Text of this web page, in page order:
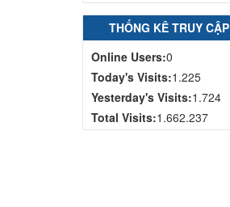
THỐNG KÊ TRUY CẬP
Online Users:0
Today's Visits:1.225
Yesterday's Visits:1.724
Total Visits:1.662.237